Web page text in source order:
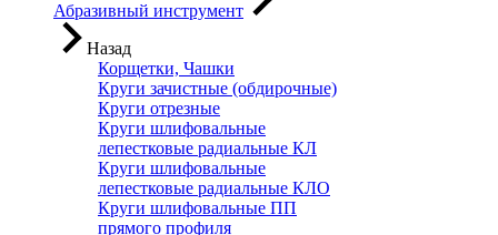
Абразивный инструмент
Назад
Корщетки, Чашки
Круги зачистные (обдирочные)
Круги отрезные
Круги шлифовальные
лепестковые радиальные КЛ
Круги шлифовальные
лепестковые радиальные КЛО
Круги шлифовальные ПП
прямого профиля